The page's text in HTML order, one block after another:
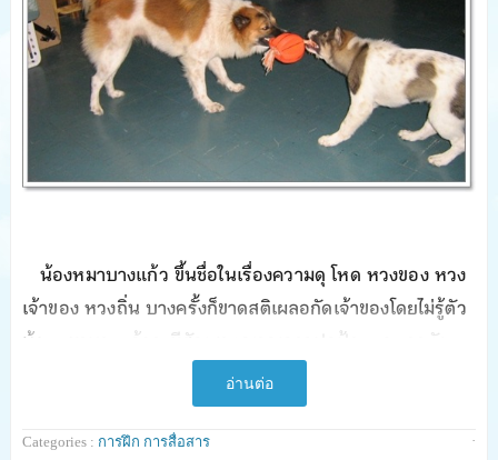
น้องหมาบางแก้ว ขึ้นชื่อในเรื่องความดุ โหด หวงของ หวง
เจ้าของ หวงถิ่น บางครั้งก็ขาดสติเผลอกัดเจ้าของโดยไม่รู้ตัว
น้องหมาบางแก้วจะมีสัญชาตญาณการปกป้องและเอาตัว
รอดของพวกเขาสูงมาก พริกเคยเลี้ยงบางแก้วมาก่อน เคย
โดนแว้งกัดอยู่ครั้งหนึ่งตอนพยายามจับห้ามไม่ให้น้องหมา
บางแก้วไปกัดกับน้องหมาข้ามถิ่นที่มาหาเรื่องถึงหน้ารั้วบ้าน
อ่านต่อ
Categories : การฝึก การสื่อสาร ·